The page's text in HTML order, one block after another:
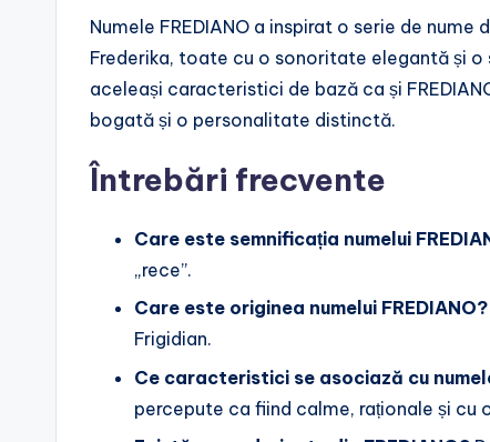
Numele FREDIANO a inspirat o serie de
Frederika, toate cu o sonoritate elegantă și
aceleași caracteristici de bază ca și
bogată și o personalitate distinctă.
Întrebări frecvente
Care este semnificația numelui
„rece”.
Care este originea numelui FREDIANO?
Frigidian.
Ce caracteristici se asociază cu
percepute ca fiind calme, raționale și cu